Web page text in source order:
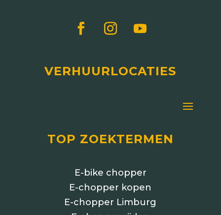
VERHUURLOCATIES
TOP ZOEKTERMEN
E-bike chopper
E-chopper kopen
E-chopper Limburg